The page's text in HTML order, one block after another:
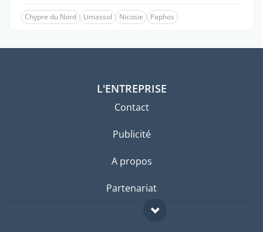
Chypre du Nord Limassol Nicosie Paphos
L'ENTREPRISE
Contact
Publicité
A propos
Partenariat